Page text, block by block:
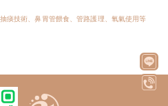
痰技術、鼻胃管餵食、管路護理、氧氣使用等